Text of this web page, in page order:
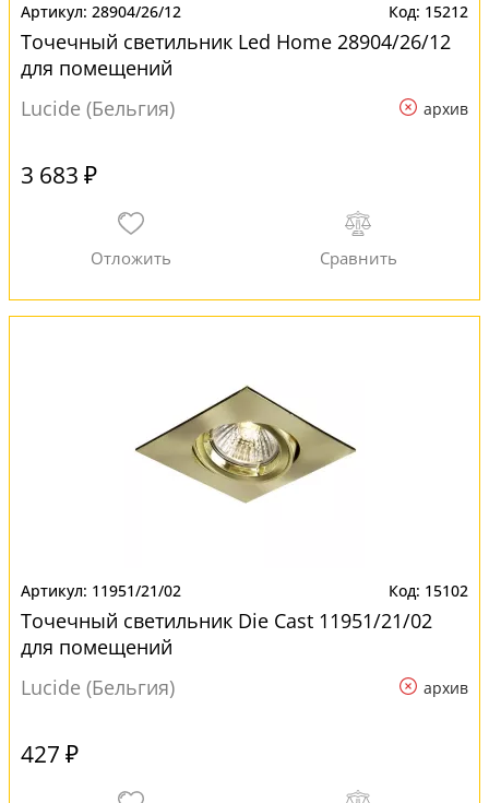
28904/26/12 15212
Точечный светильник Led Home 28904/26/12
для помещений
Lucide (Бельгия)
архив
3 683 ₽
11951/21/02 15102
Точечный светильник Die Cast 11951/21/02
для помещений
Lucide (Бельгия)
архив
427 ₽